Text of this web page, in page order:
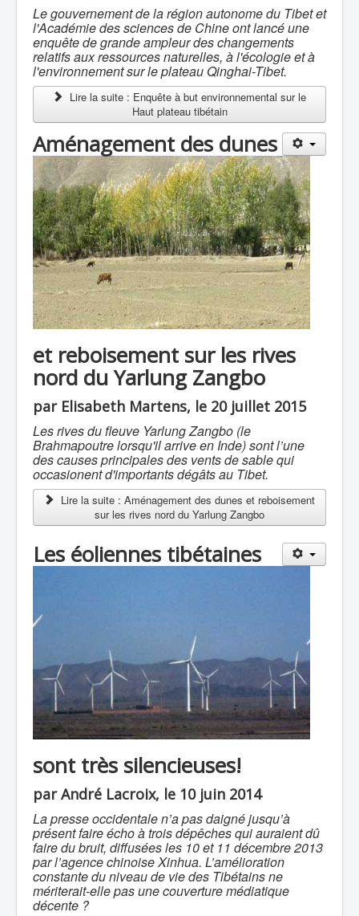
Le gouvernement de la région autonome du Tibet et
l'Académie des sciences de Chine ont lancé une
enquête de grande ampleur des changements
relatifs aux ressources naturelles, à l'écologie et à
l'environnement sur le plateau Qinghai-Tibet.
Lire la suite : Enquête à but environnemental sur le
Haut plateau tibétain
Aménagement des dunes
et reboisement sur les rives
nord du Yarlung Zangbo
par Elisabeth Martens, le 20 juillet 2015
Les rives du fleuve Yarlung Zangbo (le
Brahmapoutre lorsqu'il arrive en Inde) sont l’une
des causes principales des vents de sable qui
occasionent d'importants dégâts au Tibet.
Lire la suite : Aménagement des dunes et reboisement
sur les rives nord du Yarlung Zangbo
Les éoliennes tibétaines
sont très silencieuses!
par André Lacroix, le 10 juin 2014
La presse occidentale n’a pas daigné jusqu’à
présent faire écho à trois dépêches qui auraient dû
faire du bruit, diffusées les 10 et 11 décembre 2013
par l’agence chinoise Xinhua. L’amélioration
constante du niveau de vie des Tibétains ne
mériterait-elle pas une couverture médiatique
décente ?